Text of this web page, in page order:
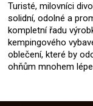
Turisté, milovníci
solidní, odolné a
kompletní řadu
kempingového
oblečení, které by
ohňům mnohem